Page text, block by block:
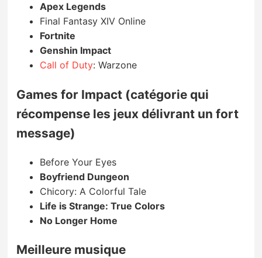
Apex Legends
Final Fantasy XIV Online
Fortnite
Genshin Impact
Call of Duty: Warzone
Games for Impact (catégorie qui
récompense les jeux délivrant un fort
message)
Before Your Eyes
Boyfriend Dungeon
Chicory: A Colorful Tale
Life is Strange: True Colors
No Longer Home
Meilleure musique